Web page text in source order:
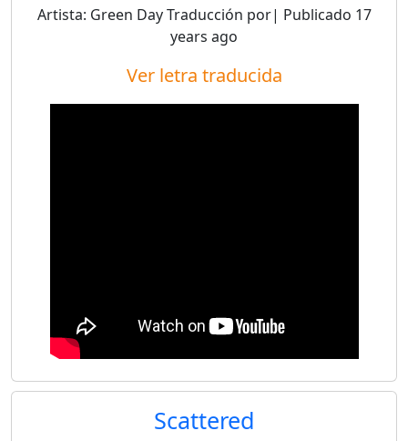
Artista: Green DayTraducción por| Publicado 17
years ago
Ver letra traducida
Scattered